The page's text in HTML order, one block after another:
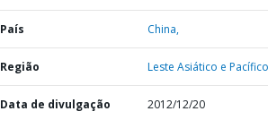
País China,
Região Leste Asiático e
Data de divulgação 2012/12/20